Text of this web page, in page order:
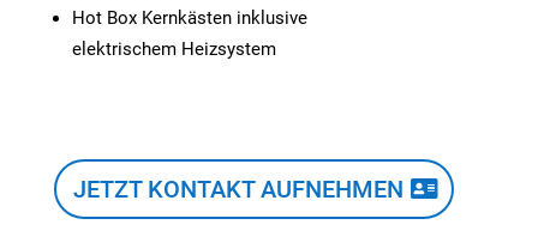
Hot Box Kernkästen inklusive
elektrischem Heizsystem
JETZT KONTAKT AUFNEHMEN